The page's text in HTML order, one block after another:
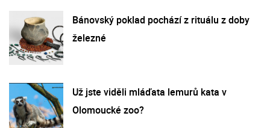
Bánovský poklad pochází z rituálu z doby
železné
Už jste viděli mláďata lemurů kata v
Olomoucké zoo?